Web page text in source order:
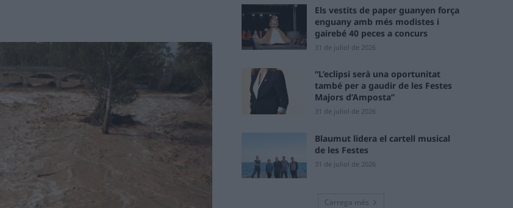
Els vestits de paper guanyen força
enguany amb més modistes i
gairebé 40 peces a concurs
31 de juliol de 2026
“L’eclipsi serà una oportunitat
també per a gaudir de les Festes
Majors d’Amposta”
31 de juliol de 2026
Blaumut lidera el cartell musical
de les Festes
31 de juliol de 2026
Carrega més